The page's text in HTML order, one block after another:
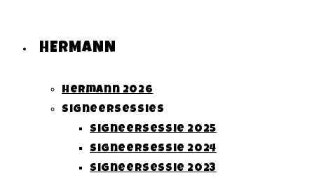
HERMANN
Hermann 2026
Signeersessies
Signeersessie 2025
Signeersessie 2024
Signeersessie 2023